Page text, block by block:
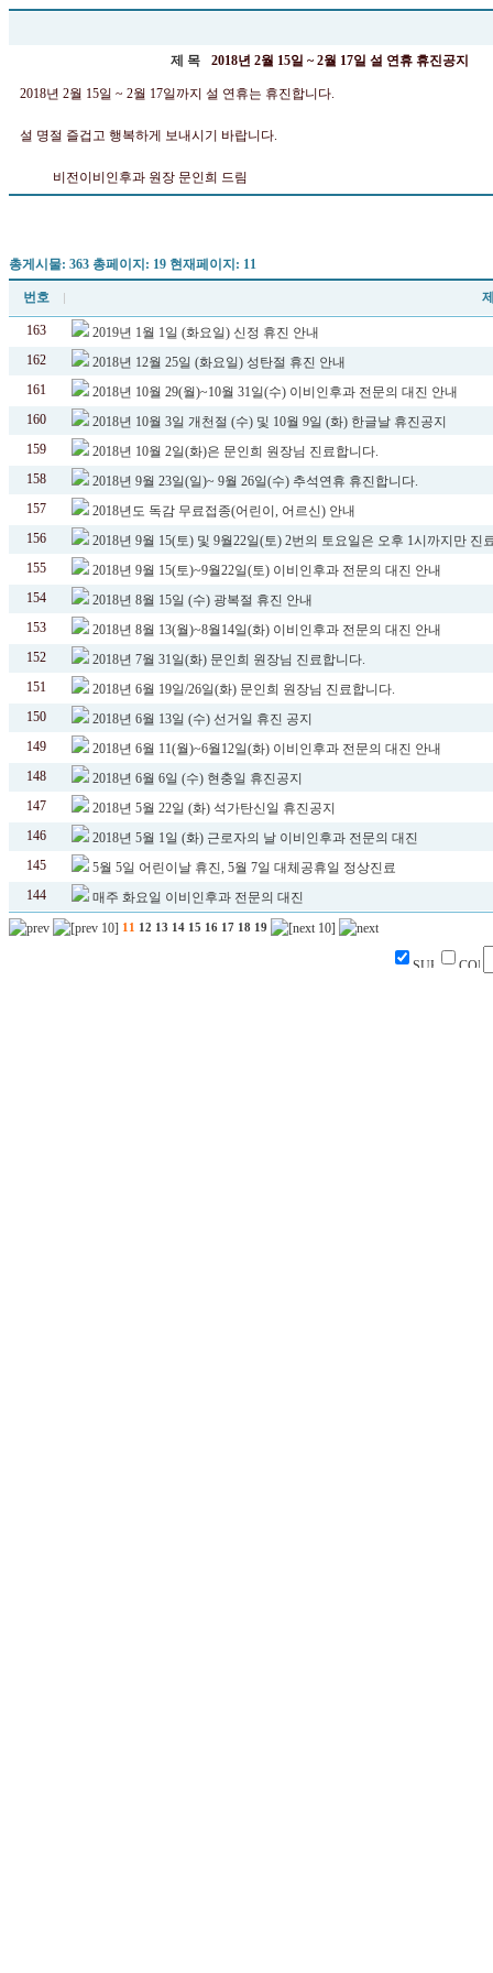
제 목 2018년 2월 15일 ~ 2월 17일 설 연휴 휴진공지
2018년 2월 15일 ~ 2월 17일까지 설 연휴는 휴진합니다.
설 명절 즐겁고 행복하게 보내시기 바랍니다.
비전이비인후과 원장 문인희 드림
총게시물: 363 총페이지: 19 현재페이지: 11
번호
163
2019년 1월 1일 (화요일) 신정 휴진 안내
162
2018년 12월 25일 (화요일) 성탄절 휴진 안내
161
2018년 10월 29(월)~10월 31일(수) 이비인후과 전문의 대진 안내
160
2018년 10월 3일 개천절 (수) 및 10월 9일 (화) 한글날 휴진공지
159
2018년 10월 2일(화)은 문인희 원장님 진료합니다.
158
2018년 9월 23일(일)~ 9월 26일(수) 추석연휴 휴진합니다.
157
2018년도 독감 무료접종(어린이, 어르신) 안내
156
2018년 9월 15(토) 및 9월22일(토) 2번의 토요일은 오후 1시까지만 진
155
2018년 9월 15(토)~9월22일(토) 이비인후과 전문의 대진 안내
154
2018년 8월 15일 (수) 광복절 휴진 안내
153
2018년 8월 13(월)~8월14일(화) 이비인후과 전문의 대진 안내
152
2018년 7월 31일(화) 문인희 원장님 진료합니다.
151
2018년 6월 19일/26일(화) 문인희 원장님 진료합니다.
150
2018년 6월 13일 (수) 선거일 휴진 공지
149
2018년 6월 11(월)~6월12일(화) 이비인후과 전문의 대진 안내
148
2018년 6월 6일 (수) 현충일 휴진공지
147
2018년 5월 22일 (화) 석가탄신일 휴진공지
146
2018년 5월 1일 (화) 근로자의 날 이비인후과 전문의 대진
145
5월 5일 어린이날 휴진, 5월 7일 대체공휴일 정상진료
144
매주 화요일 이비인후과 전문의 대진
11 12 13 14 15 16 17 18 19